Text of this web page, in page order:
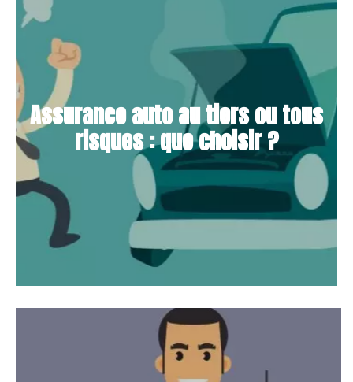
Assurance auto au tiers ou tous
risques : que choisir ?